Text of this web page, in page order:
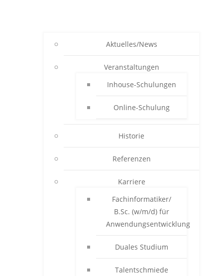
Aktuelles/News
Veranstaltungen
Inhouse-Schulungen
Online-Schulung
Historie
Referenzen
Karriere
Fachinformatiker/
B.Sc. (w/m/d) für
Anwendungsentwicklung
Duales Studium
Talentschmiede